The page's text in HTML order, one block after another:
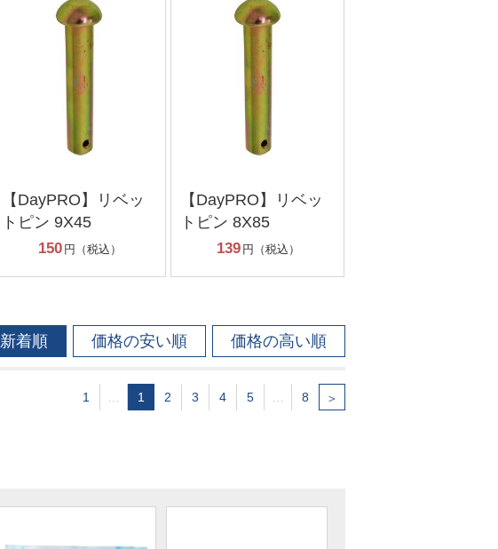
【DayPRO】リベッ
トピン 9X45
150 円（税込）
【DayPRO】リベッ
トピン 8X85
139 円（税込）
新着順 価格の安い順 価格の高い順
1 1 2 3 4 5 8 ＞